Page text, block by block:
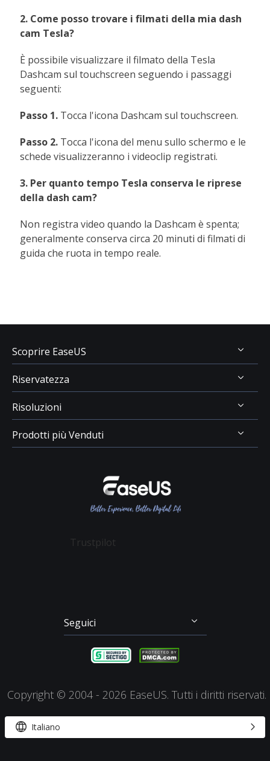
2. Come posso trovare i filmati della mia dash
cam Tesla?
È possibile visualizzare il filmato della Tesla
Dashcam sul touchscreen seguendo i passaggi
seguenti:
Passo 1. Tocca l'icona Dashcam sul touchscreen.
Passo 2. Tocca l'icona del menu sullo schermo e le
schede visualizzeranno i videoclip registrati.
3. Per quanto tempo Tesla conserva le riprese
della dash cam?
Non registra video quando la Dashcam è spenta;
generalmente conserva circa 20 minuti di filmati di
guida che ruota in tempo reale.
Scoprire EaseUS
Chi Siamo
Recensioni & Premi
Contatta EaseUS
Riservatezza
Disinstallazione
Politica di Rimborso
Termini & Condizioni
Risoluzioni
Recupero Dati USB
Recupero Dati Scheda SD
Recupero dei File su Mac
Prodotti più Venduti
Trustpilot
Seguici
  
Copyright © 2004 - 2026 EaseUS. Tutti i diritti riservati.
 Italiano 